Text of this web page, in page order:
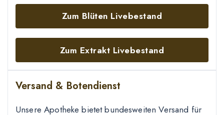
Zum Blüten Livebestand
Zum Extrakt Livebestand
Versand & Botendienst
Unsere Apotheke bietet bundesweiten Versand für